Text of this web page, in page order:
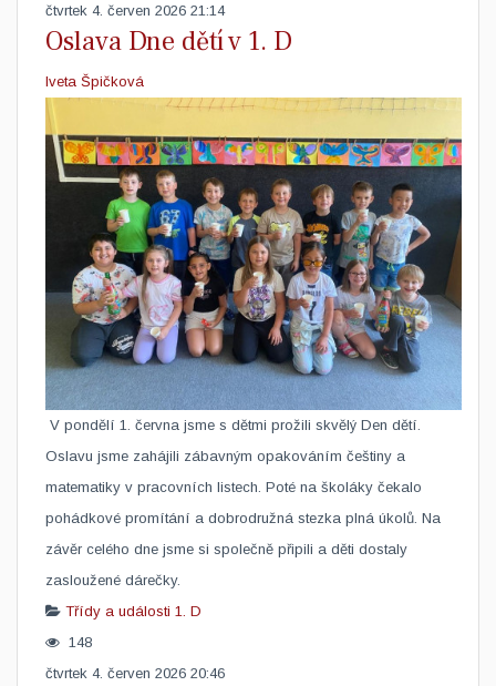
čtvrtek 4. červen 2026 21:14
Oslava Dne dětí v 1. D
Iveta Špičková
​ V pondělí 1. června jsme s dětmi prožili skvělý Den dětí.
Oslavu jsme zahájili zábavným opakováním češtiny a
matematiky v pracovních listech. Poté na školáky čekalo
pohádkové promítání a dobrodružná stezka plná úkolů. Na
závěr celého dne jsme si společně připili a děti dostaly
zasloužené dárečky.
Třídy a události 1. D
148
čtvrtek 4. červen 2026 20:46